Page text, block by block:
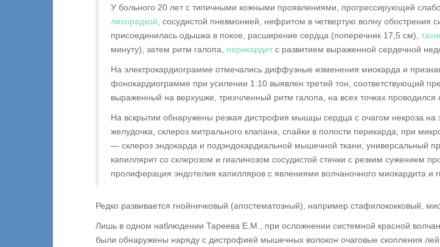
У больного 20 лет с типичными кожными проявлениями, прогрессирующей
лихорадкой, сосудистой пневмонией, нефритом в четвертую волну обострения
присоединилась одышка в покое, расширение сердца (поперечник 17,5 см),
минуту), затем ритм галопа, перикардит с развитием выраженной сердечной
На электрокардиограмме отмечались диффузные изменения миокарда и
фонокардиограмме при усилении 1:10 выявлен третий тон, соответствующий
выраженный на верхушке, трехчленный ритм галопа, на всех точках проводился
На вскрытии обнаружены резкая дистрофия мышцы сердца с очагом некроза на
желудочка, склероз митрального клапана, спайки в полости перикарда; при
— склероз эндокарда и подэндокардиальной мышечной ткани, универсальный
капиллярит со склерозом и гиалинозом сосудистой стенки с резким сужением
пролиферация эндотелия капилляров с явлениями волчаночного миокардита и
Редко развивается гнойничковый (апостематозный), например стафилококковый,
Лишь в одном наблюдении Тареева Е.М., при осложнении системной красной
были обнаружены наряду с дистрофией мышечных волокон очаговые скопления